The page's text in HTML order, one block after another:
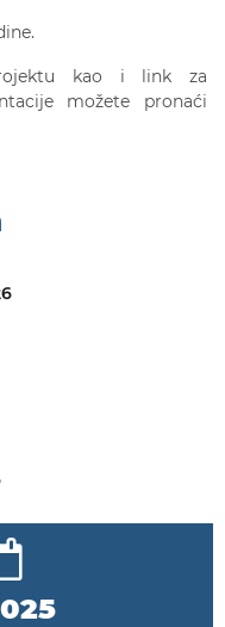
kao i link za
možete pronaći